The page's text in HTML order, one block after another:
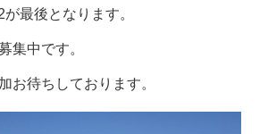
最後となります。
集中です。
お待ちしております。